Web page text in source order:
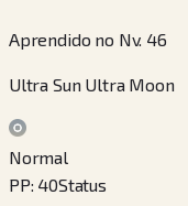
Aprendido no Nv. 46
Ultra Sun Ultra Moon
Normal
PP: 40Status